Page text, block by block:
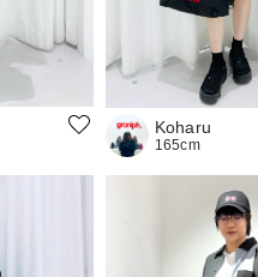
Koharu
165cm